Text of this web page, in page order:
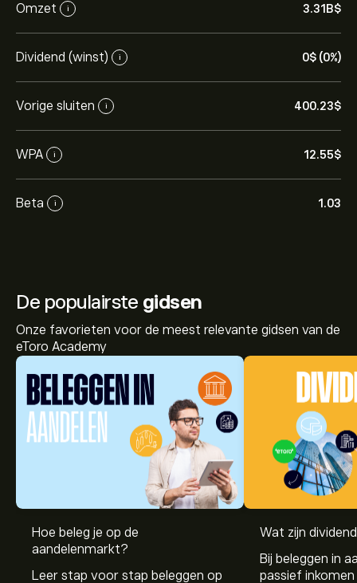
Omzet i 3.31B‎$‎
Dividend (winst) i 0‎$‎ (0%)
Vorige sluiten i 400.23‎$‎
WPA i 12.55‎$‎
Beta i 1.03
De populairste gidsen
Onze favorieten voor de meest relevante gidsen van de
eToro Academy
Hoe beleg je op de
aandelenmarkt?
Leer stap voor stap beleggen op
Wat zijn
Bij beleggen in
passief